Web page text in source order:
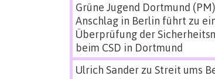
Grüne Jugend Dortmund (PM)
Anschlag in Berlin führt zu
Überprüfung der
beim CSD in Dortmund
Ulrich Sanderzu Streit ums